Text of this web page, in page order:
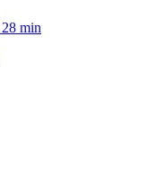
28 min